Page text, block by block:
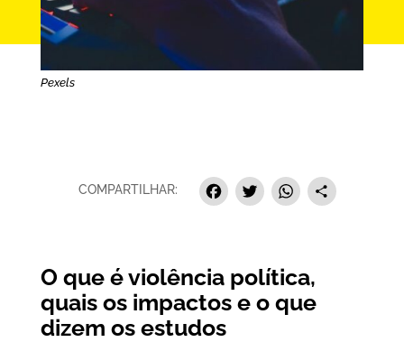
Pexels
COMPARTILHAR: Facebook
Twitter
O que é violência política,
quais os impactos e o que
dizem os estudos